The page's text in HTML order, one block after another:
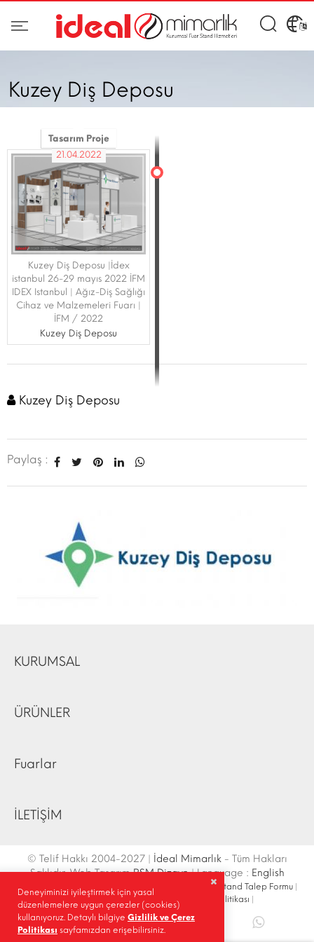
Kuzey Diş Deposu
Tasarım Proje
21.04.2022
Kuzey Diş Deposu |İdex
istanbul 26-29 mayıs 2022 İFM
IDEX Istanbul | Ağız-Diş Sağlığı
Cihaz ve Malzemeleri Fuarı |
İFM / 2022
Kuzey Diş Deposu
Kuzey Diş Deposu
Paylaş :
KURUMSAL
ÜRÜNLER
Fuarlar
İLETİŞİM
© Telif Hakkı 2004-2027 | İdeal Mimarlık- Tüm Hakları
Saklıdır. Web TasarımRSM Dizayn| Language : English
İletişim Bilgileri | Ulaşım Krokisi Site Haritası Fuar Stand Talep Formu|
Site İçi Arama
|Sosyal Medya Gizlilik Politikası
Paylaş |
Deneyiminizi iyileştirmek için yasal
düzenlemelere uygun çerezler (cookies)
kullanıyoruz. Detaylı bilgiye Gizlilik ve Çerez
Politikası sayfamızdan erişebilirsiniz.